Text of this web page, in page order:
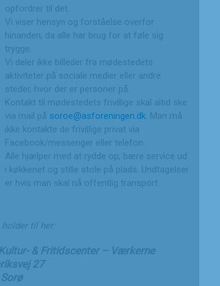
opfordrer til det.
Vi viser hensyn og forståelse overfor
hinanden, da alle har brug for at føle sig
trygge.
Vi deler ikke billeder fra mødestedets
aktiviteter på sociale medier eller andre
steder, hvor der er personer på.
Kontakt til mødestedets frivillige skal altid ske
via mail på soroe@asforeningen.dk. Man må
ikke kontakte de frivillige privat via
Facebook/messenger eller telefon.
Alle hjælper med at rydde op, bære service ud
i køkkenet og stille stole på plads. Undtagelser
er hvis man skal nå offentlig transport.
til her:
& Fritidscenter – Værkerne
27